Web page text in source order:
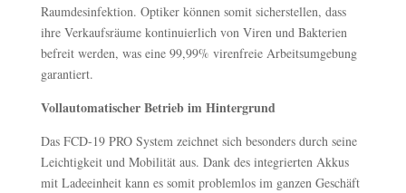
Raumdesinfektion. Optiker können somit sicherstellen, dass
ihre Verkaufsräume kontinuierlich von Viren und Bakterien
befreit werden, was eine 99,99% virenfreie Arbeitsumgebung
garantiert.
Vollautomatischer Betrieb im Hintergrund
Das FCD-19 PRO System zeichnet sich besonders durch seine
Leichtigkeit und Mobilität aus. Dank des integrierten Akkus
mit Ladeeinheit kann es somit problemlos im ganzen Geschäft